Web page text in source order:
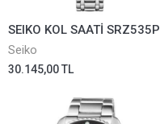
SEIKO KOL SAATİ SRZ535P
Seiko
30.145,00 TL